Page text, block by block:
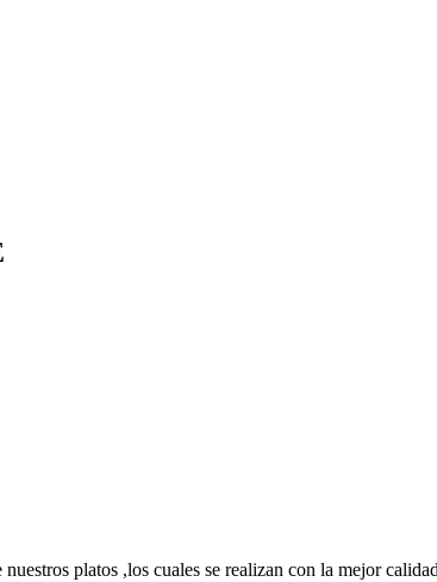
platos ,los cuales se realizan con la mejor